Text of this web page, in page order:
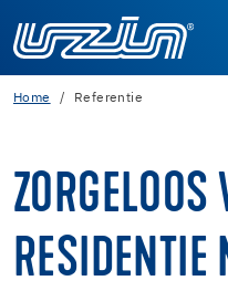
Home Referentie
RESIDENTIE